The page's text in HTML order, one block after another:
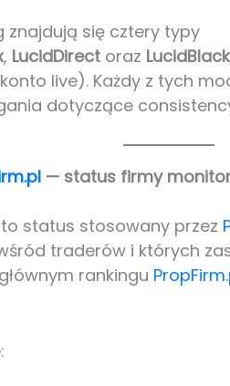
znajdują się cztery typy
, LucidDirect oraz LucidBlack
live). Każdy z tych
dotyczące
— status firmy
to status stosowany przez
traderów i których
rankingu